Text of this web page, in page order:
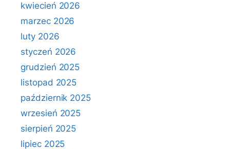
kwiecień 2026
marzec 2026
luty 2026
styczeń 2026
grudzień 2025
listopad 2025
październik 2025
wrzesień 2025
sierpień 2025
lipiec 2025